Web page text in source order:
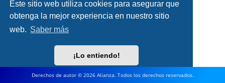
Este sitio web utiliza cookies para asegurar que
obtenga la mejor experiencia en nuestro sitio
web. Saber más
¡Lo entiendo!
Derechos de autor © 2026 Alianza. Todos los derechos reservados.